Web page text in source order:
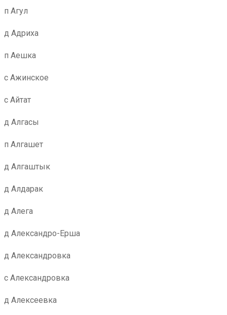
п Агул
д Адриха
п Аешка
с Ажинское
с Айтат
д Алгасы
п Алгашет
д Алгаштык
д Алдарак
д Алега
д Александро-Ерша
д Александровка
с Александровка
д Алексеевка